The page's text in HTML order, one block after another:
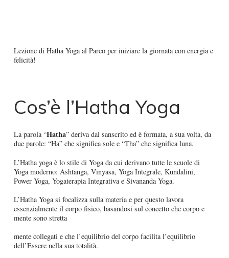
Lezione di Hatha Yoga al Parco per iniziare la giornata con energia e
felicità!
Cos’è l’Hatha Yoga
La parola “Hatha” deriva dal sanscrito ed è formata, a sua volta, da
due parole: “Ha” che significa sole e “Tha” che significa luna.
L’Hatha yoga è lo stile di Yoga da cui derivano tutte le scuole di
Yoga moderno: Ashtanga, Vinyasa, Yoga Integrale, Kundalini,
Power Yoga, Yogaterapia Integrativa e Sivananda Yoga.
L’Hatha Yoga si focalizza sulla materia e per questo lavora
essenzialmente il corpo fisico, basandosi sul concetto che corpo e
mente sono stretta
mente collegati e che l’equilibrio del corpo facilita l’equilibrio
dell’Essere nella sua totalità.